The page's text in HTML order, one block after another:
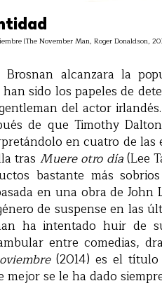
(The November Man, Roger Donaldson,
Brosnan alcanzara la
sido los papeles de
del actor
de que Timothy
en cuatro de las
tras Muere otro día(Lee
bastante más
en una obra de
de suspense en las
ha intentado huir de
entre comedias,
(2014) es el
mejor se le ha dado